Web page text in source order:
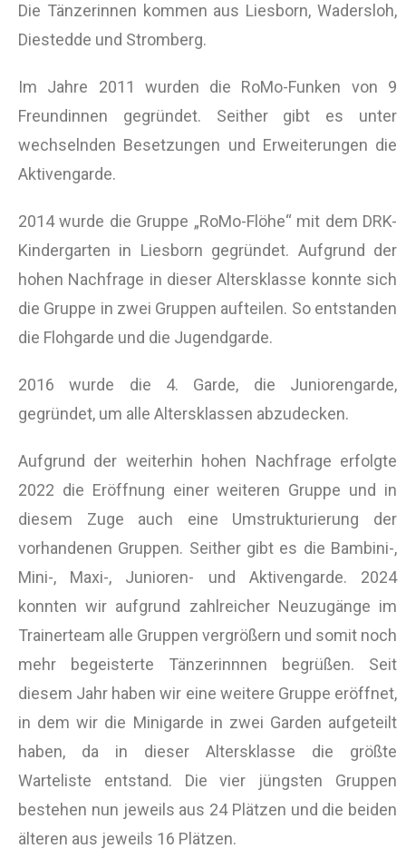
Die Tänzerinnen kommen aus Liesborn, Wadersloh,
Diestedde und Stromberg.
Im Jahre 2011 wurden die RoMo-Funken von 9
Freundinnen gegründet. Seither gibt es unter
wechselnden Besetzungen und Erweiterungen die
Aktivengarde.
2014 wurde die Gruppe „RoMo-Flöhe“ mit dem DRK-
Kindergarten in Liesborn gegründet. Aufgrund der
hohen Nachfrage in dieser Altersklasse konnte sich
die Gruppe in zwei Gruppen aufteilen. So entstanden
die Flohgarde und die Jugendgarde.
2016 wurde die 4. Garde, die Juniorengarde,
gegründet, um alle Altersklassen abzudecken.
Aufgrund der weiterhin hohen Nachfrage erfolgte
2022 die Eröffnung einer weiteren Gruppe und in
diesem Zuge auch eine Umstrukturierung der
vorhandenen Gruppen. Seither gibt es die Bambini-,
Mini-, Maxi-, Junioren- und Aktivengarde. 2024
konnten wir aufgrund zahlreicher Neuzugänge im
Trainerteam alle Gruppen vergrößern und somit noch
mehr begeisterte Tänzerinnnen begrüßen. Seit
diesem Jahr haben wir eine weitere Gruppe eröffnet,
in dem wir die Minigarde in zwei Garden aufgeteilt
haben, da in dieser Altersklasse die größte
Warteliste entstand. Die vier jüngsten Gruppen
bestehen nun jeweils aus 24 Plätzen und die beiden
älteren aus jeweils 16 Plätzen.